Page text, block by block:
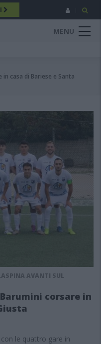
MENU
casa di Bariese e Santa
AVANTI SUL
corsare in
con le quattro gare in